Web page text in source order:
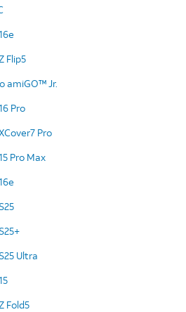
Flip5
amiGO™ Jr.
Pro
Pro
Pro Max
Ultra
Fold5